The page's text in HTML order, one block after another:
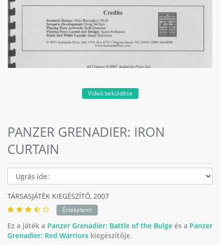
Videó beküldése
PANZER GRENADIER: IRON
CURTAIN
TÁRSASJÁTÉK KIEGÉSZÍTŐ, 2007
Értékelem!
Ez a játék a Panzer Grenadier: Battle of the Bulge és a Panzer
Grenadier: Red Warriors kiegészítője.